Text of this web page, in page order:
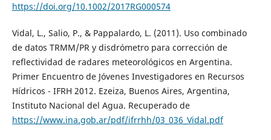
https://doi.org/10.1002/2017RG000574
Vidal, L., Salio, P., & Pappalardo, L. (2011). Uso combinado
de datos TRMM/PR y disdrómetro para corrección de
reflectividad de radares meteorológicos en Argentina.
Primer Encuentro de Jóvenes Investigadores en Recursos
Hídricos - IFRH 2012. Ezeiza, Buenos Aires, Argentina,
Instituto Nacional del Agua. Recuperado de
https://www.ina.gob.ar/pdf/ifrrhh/03_036_Vidal.pdf